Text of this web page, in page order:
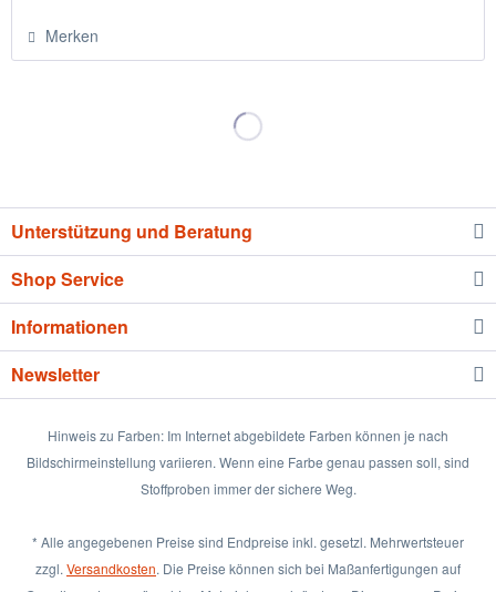
Merken
Unterstützung und Beratung
Shop Service
Informationen
Newsletter
Hinweis zu Farben: Im Internet abgebildete Farben können je nach
Bildschirmeinstellung variieren. Wenn eine Farbe genau passen soll, sind
Stoffproben immer der sichere Weg.
* Alle angegebenen Preise sind Endpreise inkl. gesetzl. Mehrwertsteuer
zzgl. Versandkosten. Die Preise können sich bei Maßanfertigungen auf